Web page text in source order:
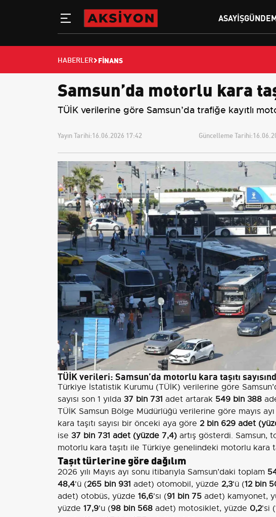
ASAYIŞ
HABERLER FINANS
Samsun’da motorlu kara
TÜİK verilerine göre Samsun’da trafiğe kayıtlı
Yayın Tarihi:16.06.2026 17:42 Güncelleme Tarihi:
TÜİK verileri: Samsun’da motorlu kara taşıtı
Türkiye İstatistik Kurumu (TÜİK) verilerine göre
sayısı son 1 yılda 37 bin 731 adet artarak 549 bin 388
TÜİK Samsun Bölge Müdürlüğü verilerine göre mayıs
kara taşıtı sayısı bir önceki aya göre 2 bin 629 adet
ise 37 bin 731 adet (yüzde 7,4) artış gösterdi. Samsun,
motorlu kara taşıtı ile Türkiye genelindeki motorlu kara
Taşıt türlerine göre dağılım
2026 yılı Mayıs ayı sonu itibarıyla Samsun’daki toplam
48,4'ü (265 bin 931 adet) otomobil, yüzde 2,3'ü (12 bin
adet) otobüs, yüzde 16,6'sı (91 bin 75 adet) kamyonet,
yüzde 17,9'u (98 bin 568 adet) motosiklet, yüzde 0,2'si (